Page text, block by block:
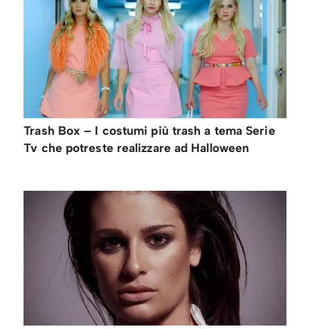
Trash Box – I costumi più trash a tema Serie
Tv che potreste realizzare ad Halloween